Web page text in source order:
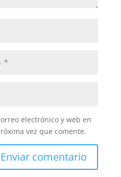
electrónico y web en
vez que comente.